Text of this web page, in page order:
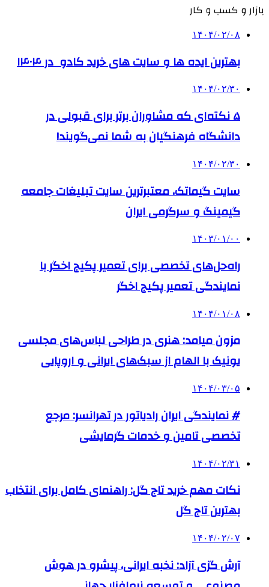
بازار و کسب و کار
۱۴۰۴/۰۲/۰۸
بهترین ایده ها و سایت های خرید کادو در ۱۴۰۴
۱۴۰۴/۰۲/۳۰
۵ نکته‌ای که مشاوران برتر برای قبولی در
دانشگاه فرهنگیان به شما نمی‌گویند!
۱۴۰۴/۰۲/۳۰
سایت گیماتک، معتبرترین سایت تبلیغات جامعه
گیمینگ و سرگرمی ایران
۱۴۰۳/۰۱/۰۰
راه‌حل‌های تخصصی برای تعمیر پکیج اخگر با
نمایندگی تعمیر پکیج اخگر
۱۴۰۴/۰۱/۰۸
مزون میامد: هنری در طراحی لباس‌های مجلسی
یونیک با الهام از سبک‌های ایرانی و اروپایی
۱۴۰۴/۰۳/۰۵
# نمایندگی ایران رادیاتور در تهرانسر: مرجع
تخصصی تامین و خدمات گرمایشی
۱۴۰۴/۰۲/۳۱
نکات مهم خرید تاج گل: راهنمای کامل برای انتخاب
بهترین تاج گل
۱۴۰۴/۰۲/۰۷
آرش گزی آزاد: نخبه ایرانی، پیشرو در هوش